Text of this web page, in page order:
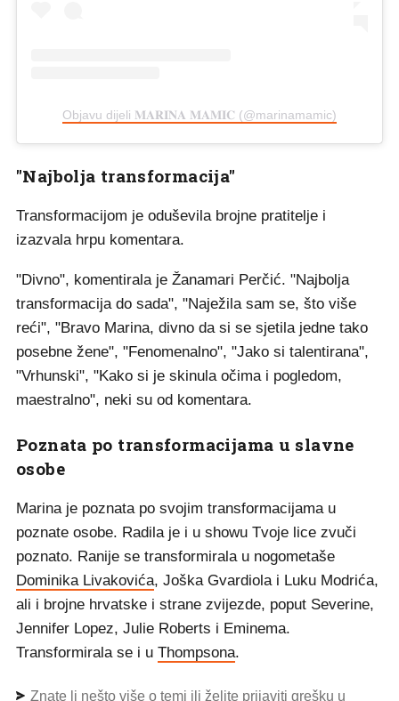
Objavu dijeli 𝐌𝐀𝐑𝐈𝐍𝐀 𝐌𝐀𝐌𝐈𝐂 (@marinamamic)
"Najbolja transformacija"
Transformacijom je oduševila brojne pratitelje i
izazvala hrpu komentara.
"Divno", komentirala je Žanamari Perčić. "Najbolja
transformacija do sada", "Naježila sam se, što više
reći", "Bravo Marina, divno da si se sjetila jedne tako
posebne žene", "Fenomenalno", "Jako si talentirana",
"Vrhunski", "Kako si je skinula očima i pogledom,
maestralno", neki su od komentara.
Poznata po transformacijama u slavne
osobe
Marina je poznata po svojim transformacijama u
poznate osobe. Radila je i u showu Tvoje lice zvuči
poznato. Ranije se transformirala u nogometaše
Dominika Livakovića, Joška Gvardiola i Luku Modrića,
ali i brojne hrvatske i strane zvijezde, poput Severine,
Jennifer Lopez, Julie Roberts i Eminema.
Transformirala se i u Thompsona.
Znate li nešto više o temi ili želite prijaviti grešku u